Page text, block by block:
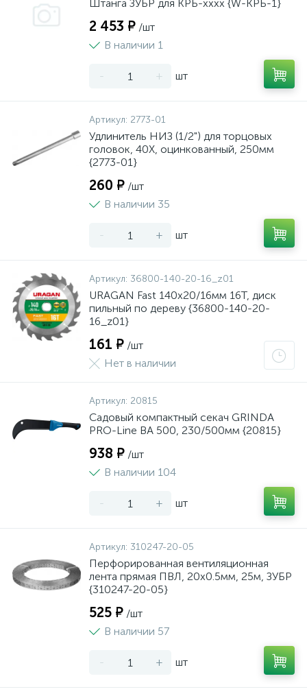
Штанга ЗУБР для КРБ-хххх {W-КРБ-1}
2 453 ₽ /шт
В наличии 1
- + шт
Артикул: 2773-01
Удлинитель НИЗ (1/2") для торцовых
головок, 40Х, оцинкованный, 250мм
{2773-01}
260 ₽ /шт
В наличии 35
- + шт
Артикул: 36800-140-20-16_z01
URAGAN Fast 140x20/16мм 16Т, диск
пильный по дереву {36800-140-20-
16_z01}
161 ₽ /шт
Нет в наличии
Артикул: 20815
Садовый компактный секач GRINDA
PRO-Line BA 500, 230/500мм {20815}
938 ₽ /шт
В наличии 104
- + шт
Артикул: 310247-20-05
Перфорированная вентиляционная
лента прямая ПВЛ, 20х0.5мм, 25м, ЗУБР
{310247-20-05}
525 ₽ /шт
В наличии 57
- + шт